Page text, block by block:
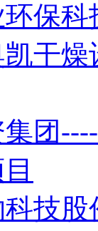
保
干
团
技